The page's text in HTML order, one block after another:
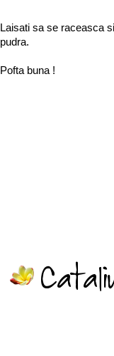
Laisati sa se raceasca
pudra.
Pofta buna !